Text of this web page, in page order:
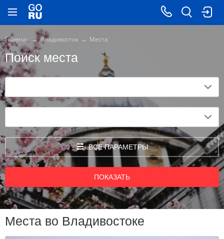
Главная Владивосток Места
Поиск места
ВСЕ ПАРАМЕТРЫ
ПОКАЗАТЬ
Места во Владивостоке